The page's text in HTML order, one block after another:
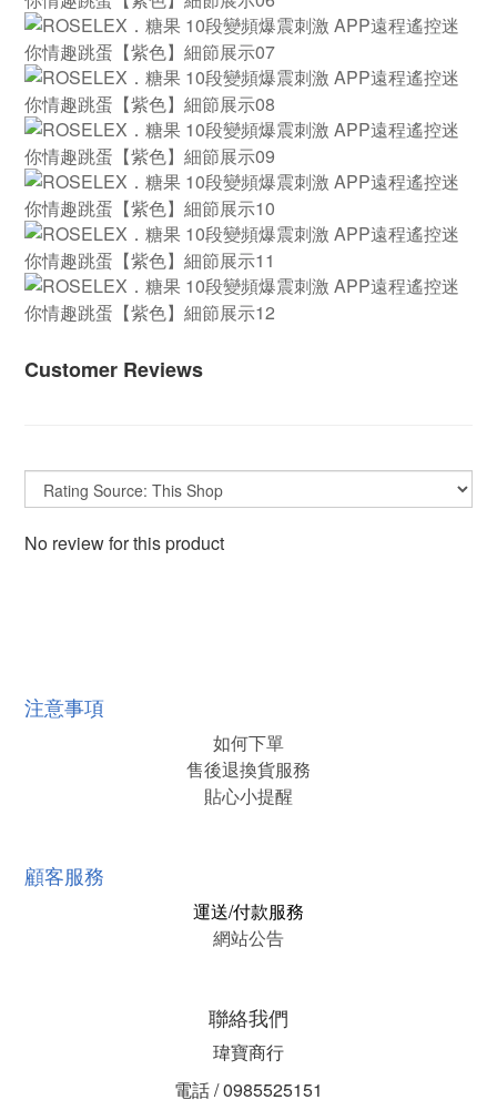
Customer Reviews
No review for this product
注意事項
如何下單
售後退換貨服務
貼心小提醒
顧客服務
運送/付款服務
網站公告
聯絡我們
瑋寶商行
電話 / 0985525151